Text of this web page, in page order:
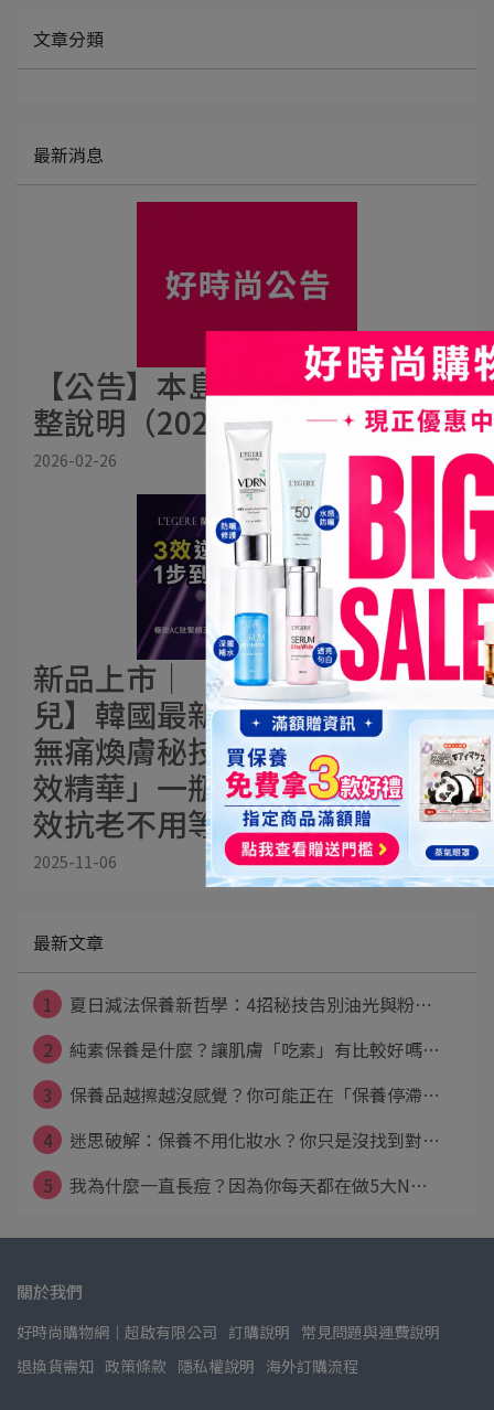
文章分類
最新消息
【公告】本島宅配免運門檻調
整說明（2026/3/1 起生效）
2026-02-26
新品上市│【L'EGERE 蘭吉
兒】韓國最新科研抗老黑科技
無痛煥膚秘技 蘭吉兒「AC肽三
效精華」一瓶搞定早C晚A，三
效抗老不用等
2025-11-06
最新文章
1
夏日減法保養新哲學：4招秘技告別油光與粉⋯
2
純素保養是什麼？讓肌膚「吃素」有比較好嗎⋯
3
保養品越擦越沒感覺？你可能正在「保養停滯⋯
4
迷思破解：保養不用化妝水？你只是沒找到對⋯
5
我為什麼一直長痘？因為你每天都在做5大N⋯
關於我們
好時尚購物網│超啟有限公司 訂購說明 常見問題與運費說明
退換貨需知 政策條款 隱私權說明 海外訂購流程